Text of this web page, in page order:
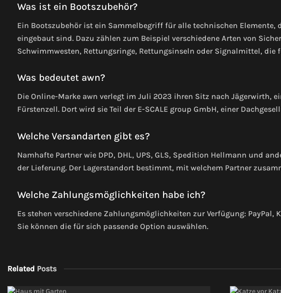
Was ist ein Bootszubehör?
Ein Bootszubehör ist ein Sammelbegriff für alle technischen Elemente,
eingebaut sind. Dazu zählen zum Beispiel verschiedene Arten von
Schwimmwesten, Rettungsringe, Rettungsinseln oder Signalmittel, die
Was bedeutet awn?
Die Online-Marke awn verlegt im Juli 2023 ihren Sitz nach Jägerwirth,
Fürstenzell. Dort wird sie Teil der E-SCALE group GmbH, einer
Welche Versandarten gibt es?
Namhafte Partner wie DPD, DHL, UPS, GLS, Spedition Hellmann und
der Lieferung. Der Lagerstandort bestimmt, mit welchem Partner
Welche Zahlungsmöglichkeiten habe ich?
Es stehen verschiedene Zahlungsmöglichkeiten zur Verfügung: PayPal,
Sie können die für sich passende Option auswählen.
Related Posts